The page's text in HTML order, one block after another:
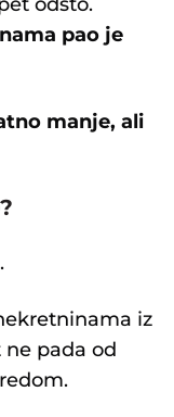
pao je
manje, ali
iz
pada od